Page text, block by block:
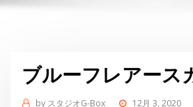
ブルーフレアース
by スタジオG-Box 12月 3, 2020